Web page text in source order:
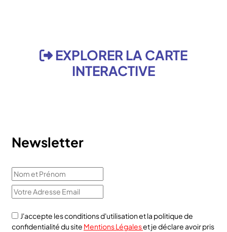
EXPLORER LA CARTE
INTERACTIVE
Newsletter
J'accepte les conditions d'utilisation et la politique de
confidentialité du site Mentions Légaleset je déclare avoir pris